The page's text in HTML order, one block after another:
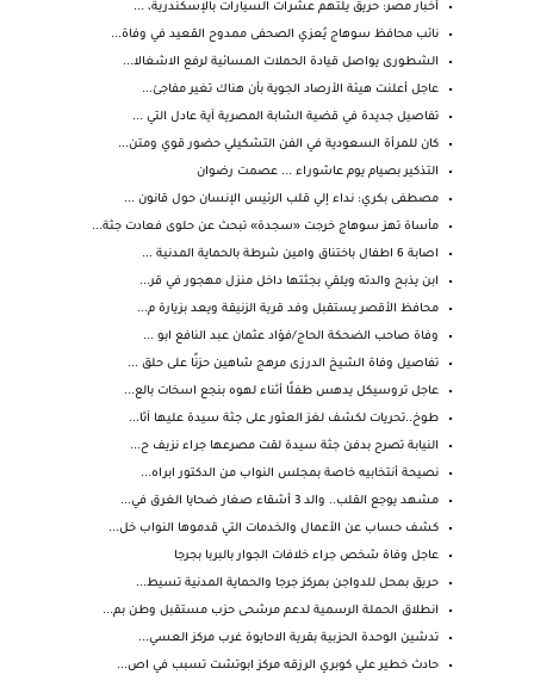
أخبار مصر: حريق يلتهم عشرات السيارات بالإسكندرية، ...
نائب محافظ سوهاج يُعزي الصحفى ممدوح القعيد في وفاة...
الشطورى يواصل قيادة الحملات المسائية لرفع الاشغالا...
عاجل أعلنت هيئة الأرصاد الجوية بأن هناك تغير مفاجئ...
تفاصيل جديدة في قضية الشابة المصرية آية عادل التي ...
كان للمرأة السعودية في الفن التشكيلي حضور قوي ومتن...
التذكير بصيام يوم عاشوراء ... عصمت رضوان
مصطفى بكري: نداء إلي قلب الرئيس الإنسان حول قانون ...
مأساة تهز سوهاج خرجت «سجدة» تبحث عن حلوى فعادت جثة...
اصابة 6 اطفال باختناق وامين شرطة بالحماية المدنية ...
ابن يذبح والدته ويلقي بجثتها داخل منزل مهجور في قر...
محافظ الأقصر يستقبل وفد قرية الزنيقة ويعد بزيارة م...
وفاة صاحب الضحكة الحاج/فؤاد عثمان عبد النافع ابو ...
تفاصيل وفاة الشيخ الدرزى مرهج شاهين حزنًا على حلق ...
عاجل تروسيكل يدهس طفلًا أثناء لهوه بنجع اسخات بالع...
طوخ..تحريات لكشف لغز العثور على جثة سيدة عليها آثا...
النيابة تصرح بدفن جثة سيدة لقت مصرعها جراء نزيف ح...
نصيحة أنتخابيه خاصة بمجلس النواب من الدكتور ابراه...
مشهد يوجع القلب.. والد 3 أشقاء صغار ضحايا الغرق في...
كشف حساب عن الأعمال والخدمات التي قدموها النواب خل...
عاجل وفاة شخص جراء خلافات الجوار بالبربا بجرجا
حريق بمحل للدواجن بمركز جرجا والحماية المدنية تسيط...
انطلاق الحملة الرسمية لدعم مرشحى حزب مستقبل وطن بم...
تدشين الوحدة الحزبية بقرية الاحايوة غرب مركز العسي...
حادث خطير علي كوبري الرزقه مركز ابوتشت تسبب في اص...